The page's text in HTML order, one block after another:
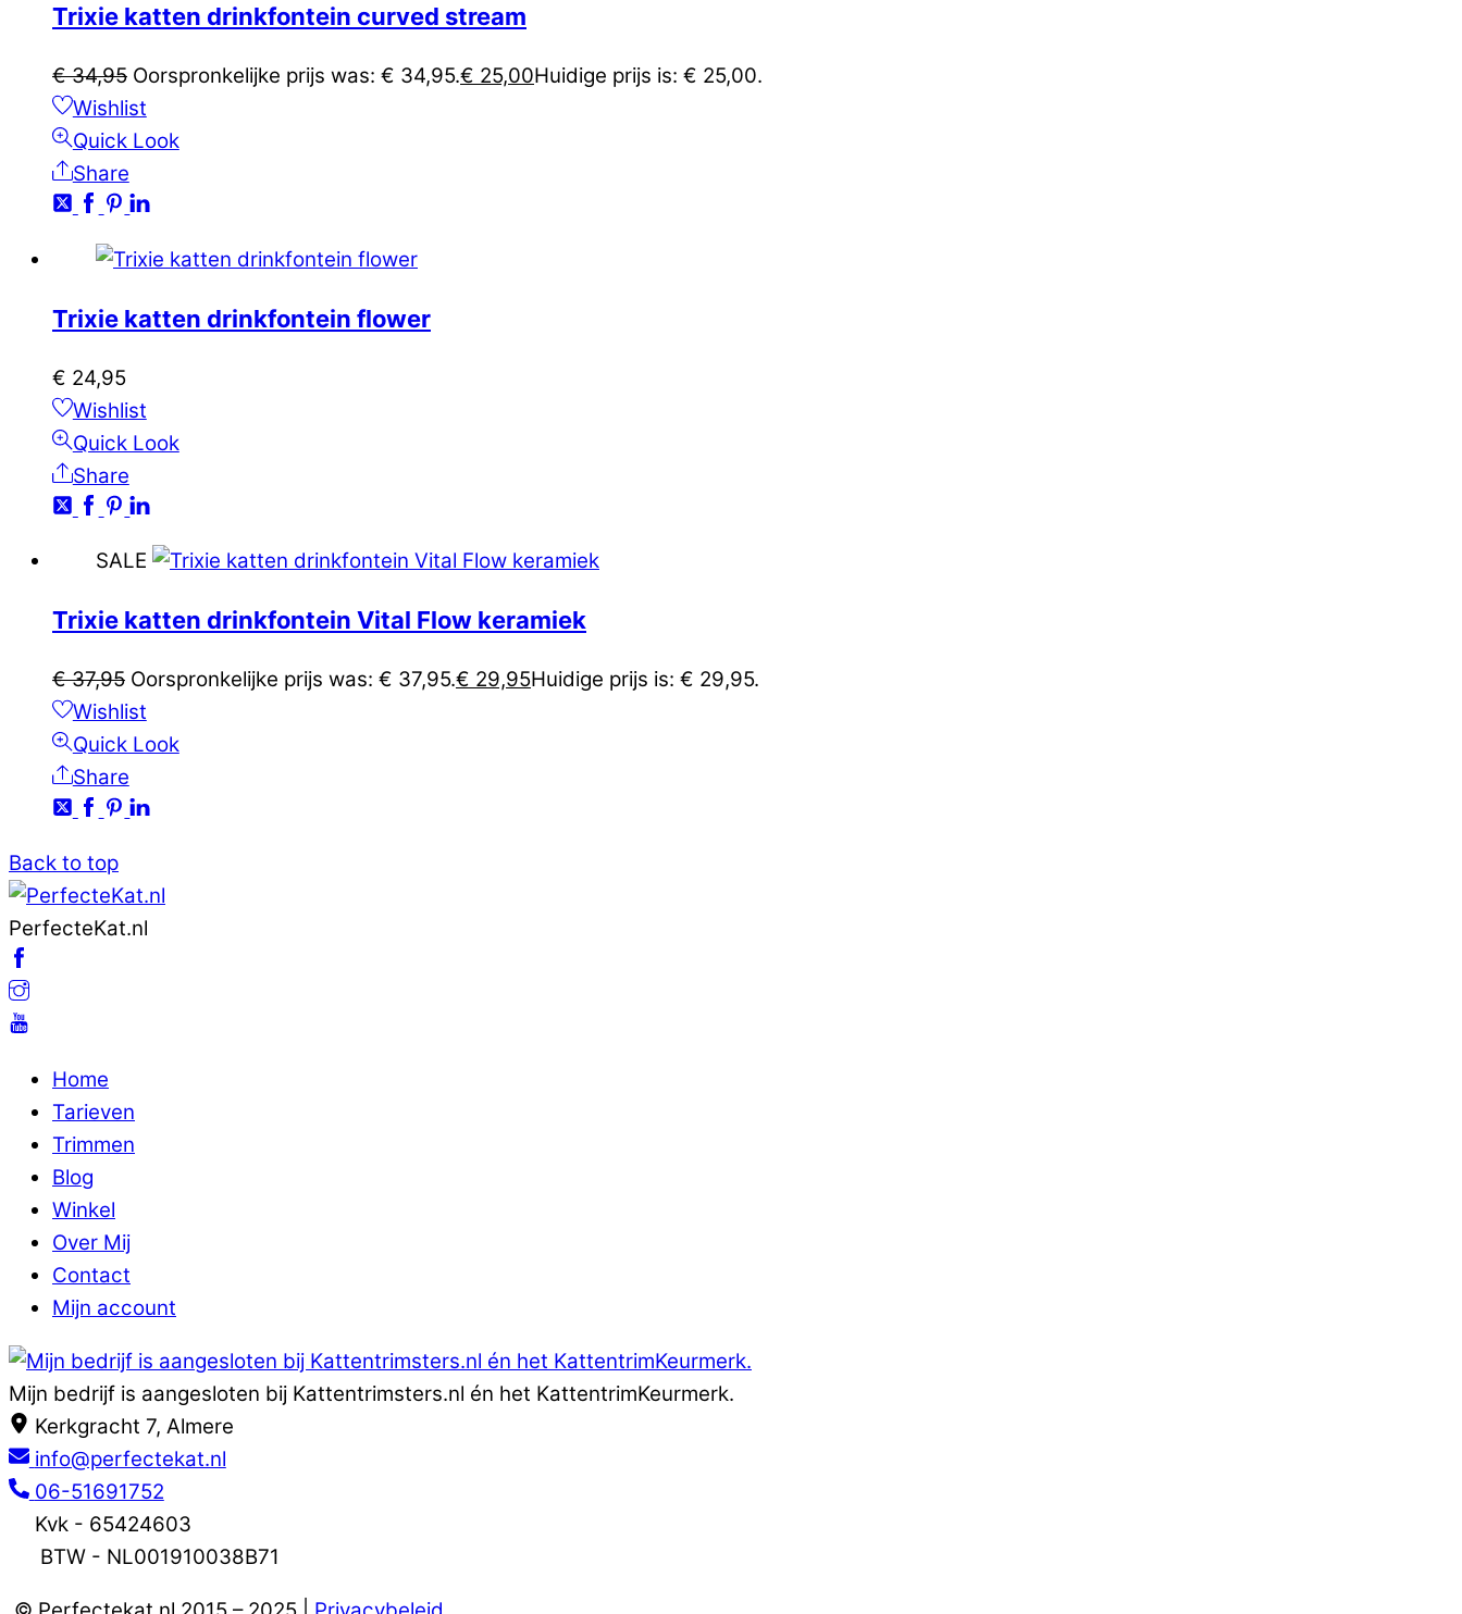
Trixie katten drinkfontein curved stream
€34,95 Oorspronkelijke prijs was: € 34,95.€ 25,00Huidige prijs is: € 25,00.
Wishlist
Quick Look
Share
Trixie katten drinkfontein flower
€ 24,95
Wishlist
Quick Look
Share
SALE
Trixie katten drinkfontein Vital Flow keramiek
€37,95 Oorspronkelijke prijs was: € 37,95.€ 29,95Huidige prijs is: € 29,95.
Wishlist
Quick Look
Share
Back to top
PerfecteKat.nl
Home
Tarieven
Trimmen
Blog
Winkel
Over Mij
Contact
Mijn account
Mijn bedrijf is aangesloten bij Kattentrimsters.nl én het KattentrimKeurmerk.
Kerkgracht 7, Almere
info@perfectekat.nl
06-51691752
Kvk - 65424603
BTW - NL001910038B71